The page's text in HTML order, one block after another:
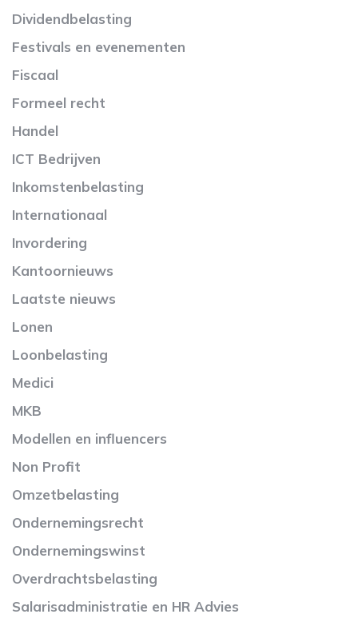
Dividendbelasting
Festivals en evenementen
Fiscaal
Formeel recht
Handel
ICT Bedrijven
Inkomstenbelasting
Internationaal
Invordering
Kantoornieuws
Laatste nieuws
Lonen
Loonbelasting
Medici
MKB
Modellen en influencers
Non Profit
Omzetbelasting
Ondernemingsrecht
Ondernemingswinst
Overdrachtsbelasting
Salarisadministratie en HR Advies